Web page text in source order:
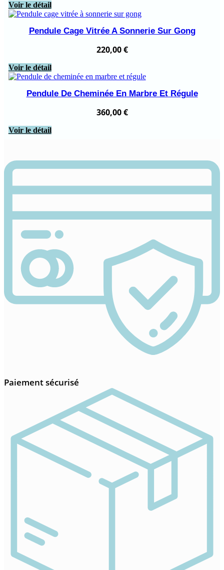
Voir le détail
Pendule Cage Vitrée A Sonnerie Sur Gong
220,00€
Voir le détail
Pendule De Cheminée En Marbre Et Régule
360,00€
Voir le détail
Paiement sécurisé